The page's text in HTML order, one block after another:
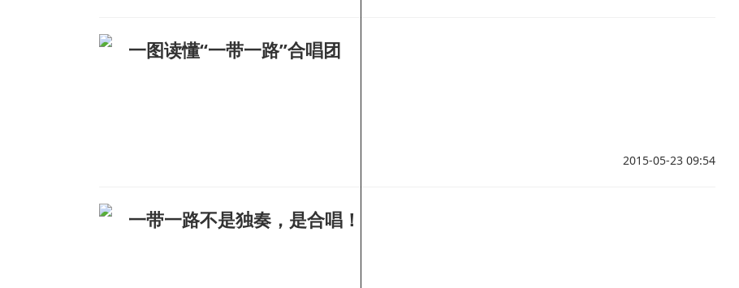
一图读懂“一带一路”合唱团
2015-05-23 09:54
一带一路不是独奏，是合唱！